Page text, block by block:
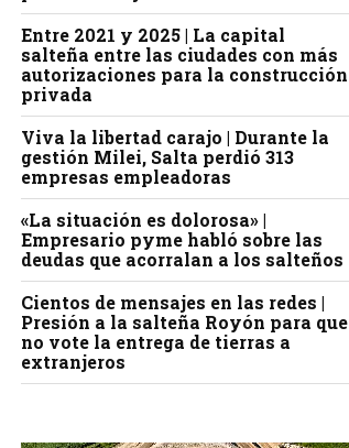
Entre 2021 y 2025 | La capital
salteña entre las ciudades con más
autorizaciones para la construcción
privada
Viva la libertad carajo | Durante la
gestión Milei, Salta perdió 313
empresas empleadoras
«La situación es dolorosa» |
Empresario pyme habló sobre las
deudas que acorralan a los salteños
Cientos de mensajes en las redes |
Presión a la salteña Royón para que
no vote la entrega de tierras a
extranjeros